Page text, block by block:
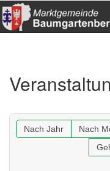
Sitemap anzeigen
Suche
E-Mail senden
Anfahrt via Google Maps
Nach Jahr Nach